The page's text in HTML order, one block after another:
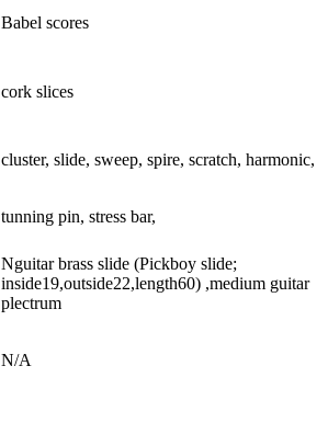
Babel scores
cork slices
cluster, slide, sweep, spire, scratch, harmonic,
tunning pin, stress bar,
Nguitar brass slide (Pickboy slide;
inside19,outside22,length60) ,medium guitar
plectrum
N/A